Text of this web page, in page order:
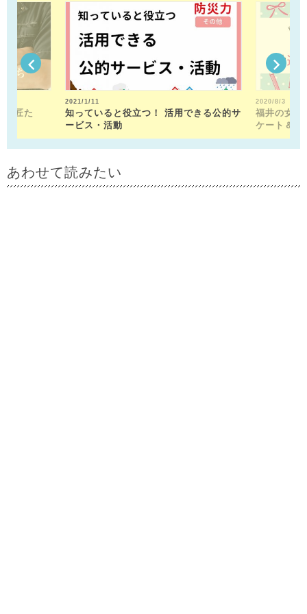
の匠た
2021/1/11
知っていると役立つ！ 活用できる公的サ
ービス・活動
2020/8/3
福井の女性
ケート＆勘
あわせて読みたい